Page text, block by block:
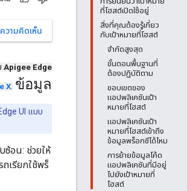
ที่โฮสต์เปิดใช้อยู่
สิ่งที่คุณต้องรู้เกี่ยว
กับเป้าหมายที่โฮสต์
จำกัดสูงสุด
ขั้นตอนพื้นฐานที่
ต้องปฏิบัติตาม
ขอบเขตของ
แอปพลิเคชันเป้า
หมายที่โฮสต์
แอปพลิเคชันเป้า
หมายที่โฮสต์เข้าถึง
ข้อมูลพร็อกซีได้ไหม
การย้ายข้อมูลโค้ด
แอปพลิเคชันที่มีอยู่
ไปยังเป้าหมายที่
โฮสต์
วามคิดเห็น
Apigee Edge
X. ข้อมูล
UI แบบ
ซ้อน: ช่วยให้
เรียกใช้พร็